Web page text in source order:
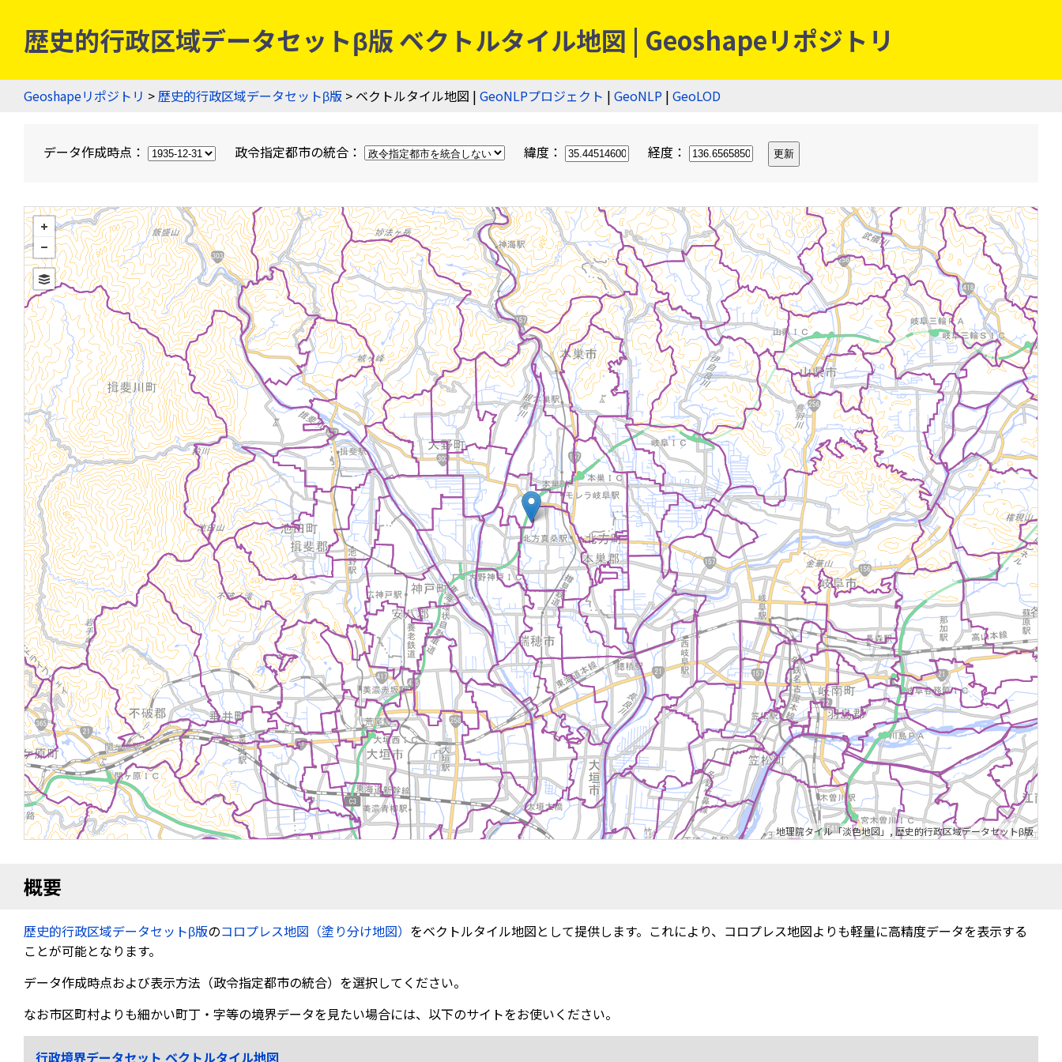
歴史的行政区域データセットβ版 ベクトルタイル地図 | Geoshapeリポジトリ
Geoshapeリポジトリ >歴史的行政区域データセットβ版 > ベクトルタイル地図 | GeoNLPプロジェクト | GeoNLP | GeoLOD
データ作成時点： 政令指定都市の統合： 緯度： 経度：
地理院タイル「淡色地図」 , 歴史的行政区域データセットβ版
概要
歴史的行政区域データセットβ版のコロプレス地図（塗り分け地図） をベクトルタイル地図として提供します。これにより、コロプレス地図よりも軽量に高精度データを表示する
ことが可能となります。
データ作成時点および表示方法（政令指定都市の統合）を選択してください。
なお市区町村よりも細かい町丁・字等の境界データを見たい場合には、以下のサイトをお使いください。
行政境界データセット ベクトルタイル地図